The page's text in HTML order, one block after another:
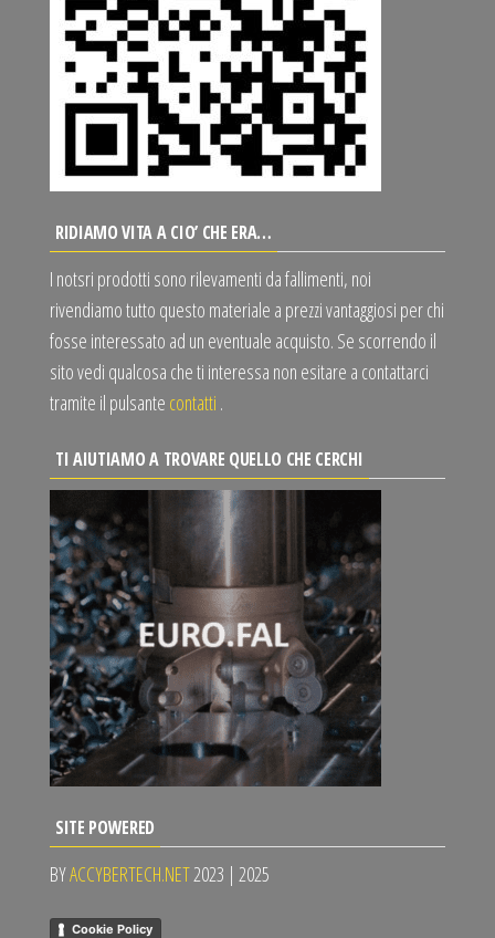
RIDIAMO VITA A CIO’ CHE ERA…
I notsri prodotti sono rilevamenti da fallimenti, noi
rivendiamo tutto questo materiale a prezzi vantaggiosi per chi
fosse interessato ad un eventuale acquisto. Se scorrendo il
sito vedi qualcosa che ti interessa non esitare a contattarci
tramite il pulsante contatti .
TI AIUTIAMO A TROVARE QUELLO CHE CERCHI
SITE POWERED
BYACCYBERTECH.NET2023 | 2025
Cookie Policy